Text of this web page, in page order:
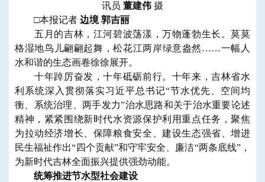
讯员 董建伟 摄
□本报记者 边境 郭吉丽
五月的吉林，江河碧波荡漾，万物蓬勃生长。莫莫
格湿地鸟儿翩翩起舞，松花江两岸绿意盎然……一幅人
水和谐的生态画卷徐徐展开。
十年踔厉奋发，十年砥砺前行。十年来，吉林省水
利系统深入贯彻落实习近平总书记“节水优先、空间均
衡、系统治理、两手发力”治水思路和关于治水重要论述
精神，紧紧围绕新时代水资源保护利用重点任务，聚焦
为拉动经济增长、保障粮食安全、建设生态强省、增进
民生福祉作出“四个贡献”和守牢安全、廉洁“两条底线”，
为新时代吉林全面振兴提供强劲动能。
统筹推进节水型社会建设